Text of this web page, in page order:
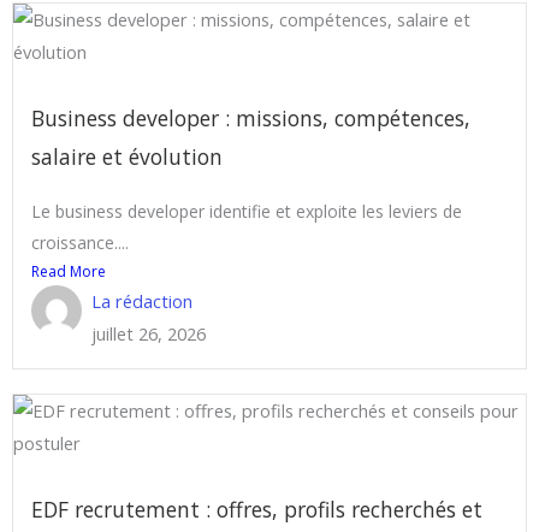
Business developer : missions, compétences,
salaire et évolution
Le business developer identifie et exploite les leviers de
croissance....
Read More
La rédaction
juillet 26, 2026
EDF recrutement : offres, profils recherchés et